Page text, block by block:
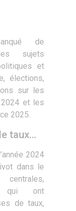
de
sujets
et
élections,
sur les
2024 et les
2025.
taux…
2024
dans le
qui ont
de taux,